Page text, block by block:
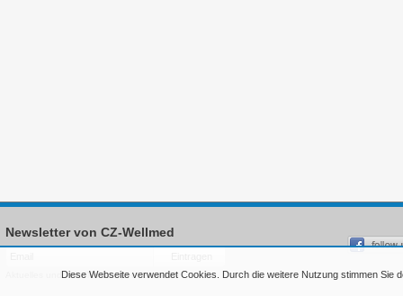
Diese Webseite verwendet Cookies. Durch die weitere Nutzung stimmen Sie
Newsletter von CZ-Wellmed
Aktuelles und freie Termine per Newsletter